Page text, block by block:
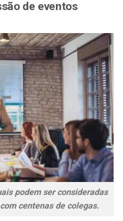
de eventos
podem ser consideradas
centenas de colegas.